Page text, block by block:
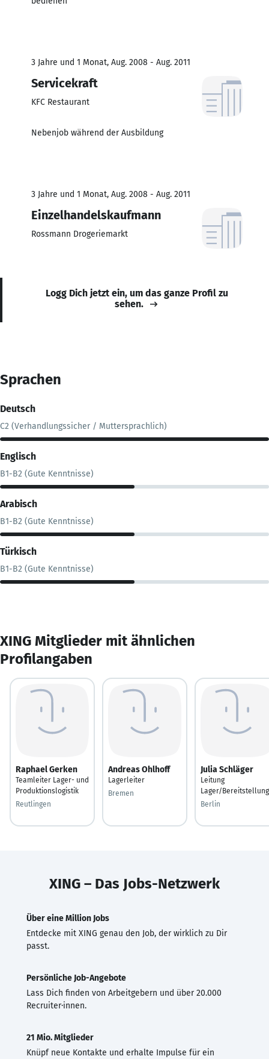
3 Jahre und 1 Monat, Aug. 2008 - Aug. 2011
Servicekraft
KFC Restaurant
Nebenjob während der Ausbildung
3 Jahre und 1 Monat, Aug. 2008 - Aug. 2011
Einzelhandelskaufmann
Rossmann Drogeriemarkt
Logg Dich jetzt ein, um das ganze Profil zu
sehen.
Sprachen
Deutsch
C2 (Verhandlungssicher / Muttersprachlich)
Englisch
B1-B2 (Gute Kenntnisse)
Arabisch
B1-B2 (Gute Kenntnisse)
Türkisch
B1-B2 (Gute Kenntnisse)
XING Mitglieder mit ähnlichen
Profilangaben
Raphael Gerken
Teamleiter Lager- und
Produktionslogistik
Reutlingen
Andreas Ohlhoff
Lagerleiter
Bremen
Julia Schläger
Leitung
Lager/Bereitstellung
Berlin
XING – Das Jobs-Netzwerk
Über eine Million Jobs
Entdecke mit XING genau den Job, der wirklich zu Dir
passt.
Persönliche Job-Angebote
Lass Dich finden von Arbeitgebern und über 20.000
Recruiter·innen.
21 Mio. Mitglieder
Knüpf neue Kontakte und erhalte Impulse für ein